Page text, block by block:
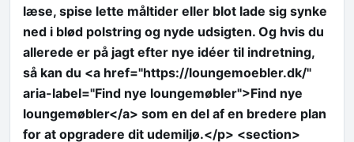
læse, spise lette måltider eller blot lade sig synke
ned i blød polstring og nyde udsigten. Og hvis du
allerede er på jagt efter nye idéer til indretning,
så kan du <a href="https://loungemoebler.dk/"
aria-label="Find nye loungemøbler">Find nye
loungemøbler</a> som en del af en bredere plan
for at opgradere dit udemiljø.</p> <section>